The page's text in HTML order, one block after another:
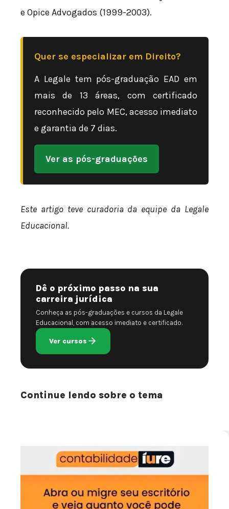
e Opice Advogados (1999-2003).
Quer se especializar em Direito?
A Legale tem pós-graduação EAD em
mais de 13 áreas, com certificado
reconhecido pelo MEC, acesso imediato
e garantia de 7 dias.
Ver as pós-graduações
Este artigo teve curadoria da equipe da Legale
Educacional.
Dê o próximo passo na sua
carreira jurídica
Conheça as pós-graduações e cursos da Legale
Educacional, com acesso imediato e certificado.
Ver cursos
Continue lendo sobre o tema